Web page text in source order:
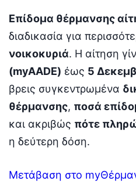
Επίδομα θέρμανσης
διαδικασία για
νοικοκυριά. Η αίτηση
(myAADE) έως 5
βρεις συγκεντρωμένα
θέρμανσης, ποσά
και ακριβώς πότε
η δεύτερη δόση.
Μετάβαση στο